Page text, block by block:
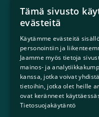
sateenkaariperheistä.
Mikä on
Perheestä haaveileville
Lapsiperheille
Ammattilaisille
Päättäjille
Tämä sivusto
evästeitä
Käytämme evästeitä
personointiin ja
Jaamme myös tietoja
mainos- ja
kanssa, jotka voivat
tietoihin, jotka olet heille
ovat keränneet
Tietosuojakäytäntö